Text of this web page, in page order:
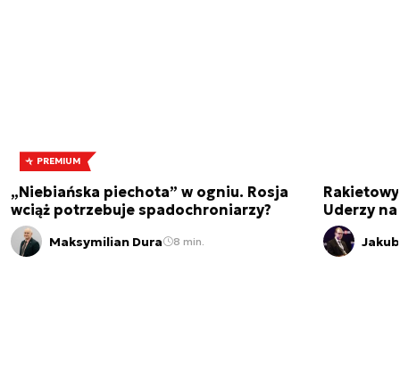
PREMIUM
„Niebiańska piechota” w ogniu. Rosja
wciąż potrzebuje spadochroniarzy?
Maksymilian Dura 8 min.
Uderzy